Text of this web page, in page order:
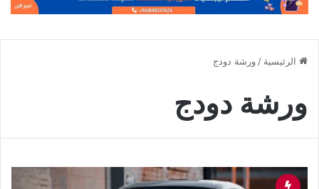
الرئيسية / ورشة دودج
ورشة دودج